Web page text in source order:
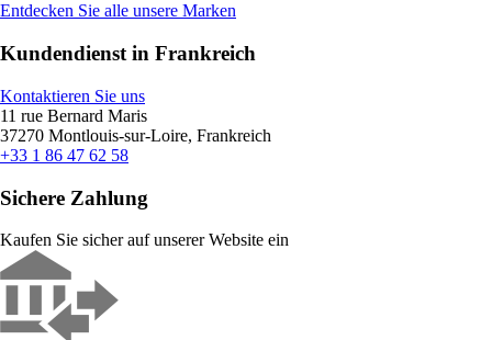
Entdecken Sie alle unsere Marken
Kundendienst in Frankreich
Kontaktieren Sie uns
11 rue Bernard Maris
37270 Montlouis-sur-Loire, Frankreich
+33 1 86 47 62 58
Sichere Zahlung
Kaufen Sie sicher auf unserer Website ein